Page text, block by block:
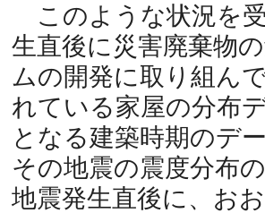
このような状況を
生直後に災害廃棄物
ムの開発に取り組ん
れている家屋の分布
となる建築時期のデ
その地震の震度分布
地震発生直後に、お